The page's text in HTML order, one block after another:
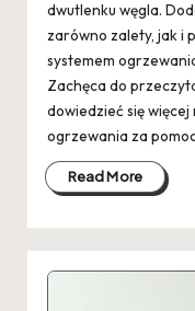
dwutlenku węgla.
zarówno zalety, jak i
systemem
Zachęca do
dowiedzieć się
ogrzewania za
Read More